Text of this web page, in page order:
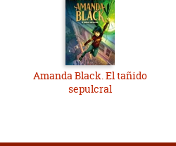
Amanda Black. El tañido
sepulcral